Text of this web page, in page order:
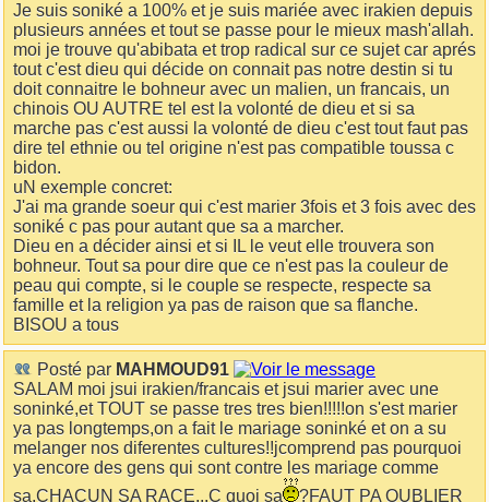
Je suis soniké a 100% et je suis mariée avec irakien depuis
plusieurs années et tout se passe pour le mieux mash'allah.
moi je trouve qu'abibata et trop radical sur ce sujet car aprés
tout c'est dieu qui décide on connait pas notre destin si tu
doit connaitre le bohneur avec un malien, un francais, un
chinois OU AUTRE tel est la volonté de dieu et si sa
marche pas c'est aussi la volonté de dieu c'est tout faut pas
dire tel ethnie ou tel origine n'est pas compatible toussa c
bidon.
uN exemple concret:
J'ai ma grande soeur qui c'est marier 3fois et 3 fois avec des
soniké c pas pour autant que sa a marcher.
Dieu en a décider ainsi et si IL le veut elle trouvera son
bohneur. Tout sa pour dire que ce n'est pas la couleur de
peau qui compte, si le couple se respecte, respecte sa
famille et la religion ya pas de raison que sa flanche.
BISOU a tous
Posté par MAHMOUD91
SALAM moi jsui irakien/francais et jsui marier avec une
soninké,et TOUT se passe tres tres bien!!!!!on s'est marier
ya pas longtemps,on a fait le mariage soninké et on a su
melanger nos diferentes cultures!!jcomprend pas pourquoi
ya encore des gens qui sont contre les mariage comme
sa,CHACUN SA RACE...C quoi sa
?FAUT PA OUBLIER